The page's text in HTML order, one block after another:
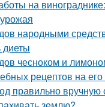
на
народными
диеты
чесноком и
рецептов на
правильно